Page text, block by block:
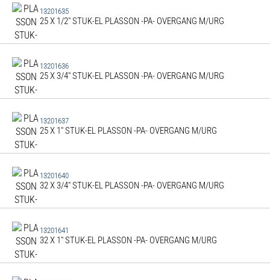
13201635
25 X 1/2" STUK-EL PLASSON -PA- OVERGANG M/URG
13201636
25 X 3/4" STUK-EL PLASSON -PA- OVERGANG M/URG
13201637
25 X 1" STUK-EL PLASSON -PA- OVERGANG M/URG
13201640
32 X 3/4" STUK-EL PLASSON -PA- OVERGANG M/URG
13201641
32 X 1" STUK-EL PLASSON -PA- OVERGANG M/URG